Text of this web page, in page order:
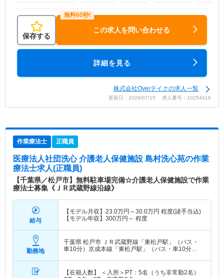
保存する
この求人を問い合わせる
詳細を見る
株式会社Overテイクの求人一覧
更新日：2026/07/15 求人番号：10254416
作業療法士 正職員
医療法人社団洗心 介護老人保健施設 島村洗心苑の作業
療法士求人(正職員)
【千葉県／松戸市】無料駐車場完備☆介護老人保健施設で作業
療法士募集《ＪＲ武蔵野線沿線》
給与
【モデル月収】 23.0万円～30.0万円 程度(諸手当込)
【モデル年収】 300万円～ 程度
勤務地
千葉県 松戸市 ＪＲ武蔵野線「東松戸駅」（バス・
車10分）京成本線「東松戸駅」（バス・車10分）
【在籍人数】 ＜入所＞PT：5名（うち非常勤2名）